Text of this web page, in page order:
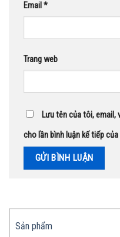
Sản phẩm
Email *
Trang web
Lưu tên của tôi, email,
cho lần bình luận kế tiếp